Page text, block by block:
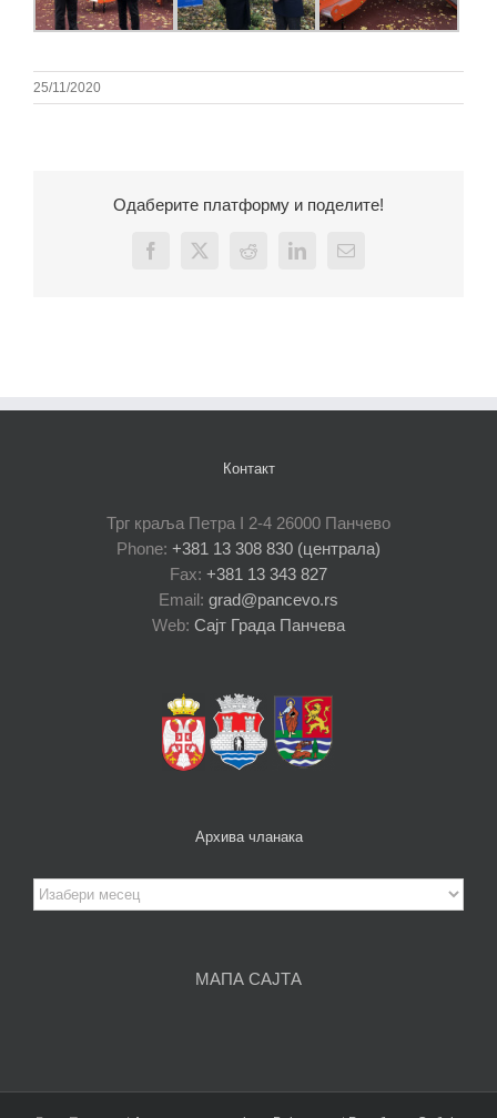
25/11/2020
Одаберите платформу и поделите!
Facebook
X Reddit LinkedInEmail
Контакт
Трг краља Петра I 2-4 26000 Панчево
Phone: +381 13 308 830 (централа)
Fax: +381 13 343 827
Email: grad@pancevo.rs
Web: Сајт Града Панчева
Архива чланака
Архива
чланака
МАПА САЈТА